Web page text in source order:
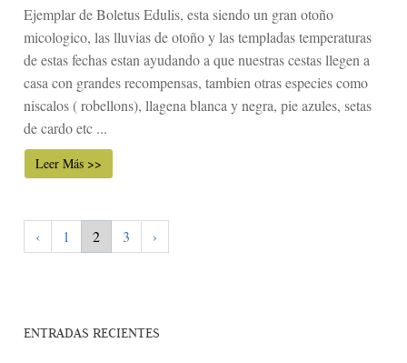
Ejemplar de Boletus Edulis, esta siendo un gran otoño
micologico, las lluvias de otoño y las templadas temperaturas
de estas fechas estan ayudando a que nuestras cestas llegen a
casa con grandes recompensas, tambien otras especies como
niscalos ( robellons), llagena blanca y negra, pie azules, setas
de cardo etc ...
Leer Más >>
‹ 1 2 3 ›
ENTRADAS RECIENTES